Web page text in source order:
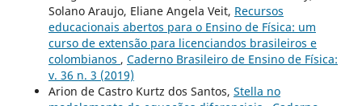
Solano Araujo, Eliane Angela Veit, Recursos
educacionais abertos para o Ensino de Física: um
curso de extensão para licenciandos brasileiros e
colombianos , Caderno Brasileiro de Ensino de Física:
v. 36 n. 3 (2019)
Arion de Castro Kurtz dos Santos, Stella no